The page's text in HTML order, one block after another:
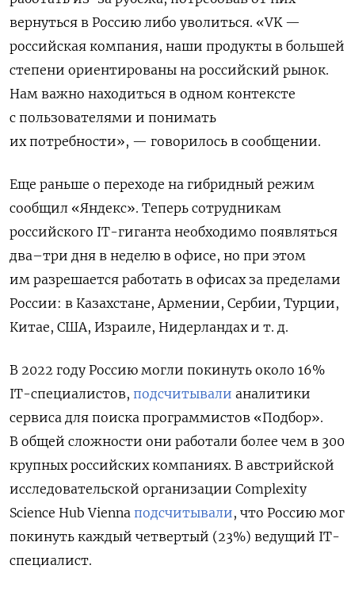
вернуться в Россию либо уволиться. «VK —
российская компания, наши продукты в большей
степени ориентированы на российский рынок.
Нам важно находиться в одном контексте
с пользователями и понимать
их потребности», — говорилось в сообщении.
Еще раньше о переходе на гибридный режим
сообщил «Яндекс». Теперь сотрудникам
российского IT-гиганта необходимо появляться
два–три дня в неделю в офисе, но при этом
им разрешается работать в офисах за пределами
России: в Казахстане, Армении, Сербии, Турции,
Китае, США, Израиле, Нидерландах и т. д.
В 2022 году Россию могли покинуть около 16%
IT-специалистов, подсчитывали аналитики
сервиса для поиска программистов «Подбор».
В общей сложности они работали более чем в 300
крупных российских компаниях. В австрийской
исследовательской организации Complexity
Science Hub Vienna подсчитывали, что Россию мог
покинуть каждый четвертый (23%) ведущий IT-
специалист.